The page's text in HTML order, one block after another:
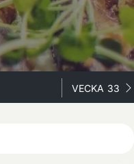
VECKA 33